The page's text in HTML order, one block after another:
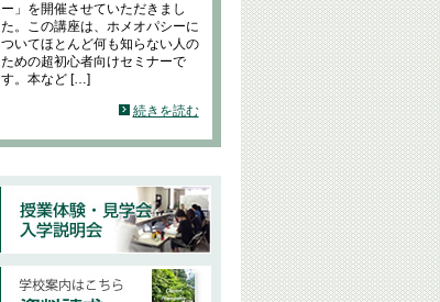
ー」を開催させていただきまし
た。この講座は、ホメオパシーに
ついてほとんど何も知らない人の
ための超初心者向けセミナーで
す。本など […]
続きを読む